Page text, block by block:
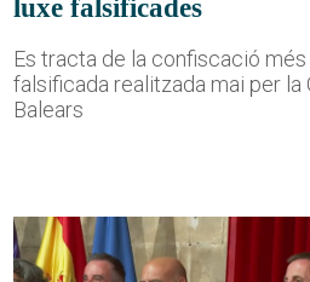
luxe falsificades
Es tracta de la confiscació
falsificada realitzada mai per la
Balears